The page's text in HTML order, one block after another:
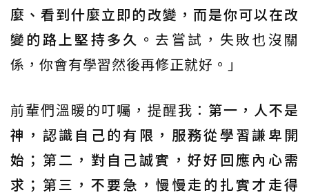
麼、看到什麼立即的改變，而是你可以在改
變的路上堅持多久。去嘗試，失敗也沒關
係，你會有學習然後再修正就好。」
前輩們溫暖的叮囑，提醒我： 第一，人不是
神，認識自己的有限，服務從學習謙卑開
始；第二，對自己誠實，好好回應內心需
求；第三，不要急，慢慢走的扎實才走得